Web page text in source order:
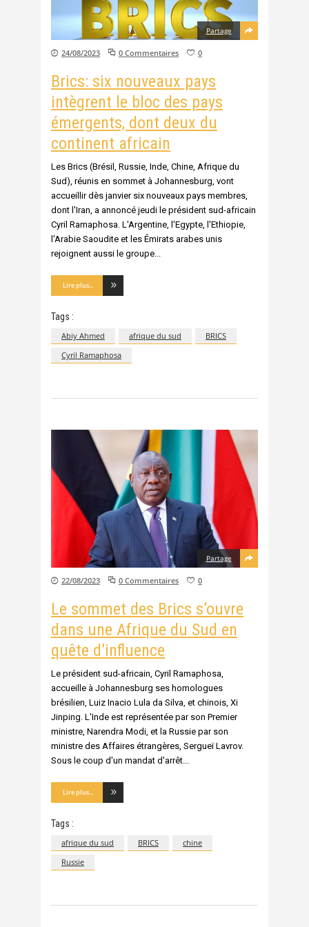
Partage
24/08/2023 0 Commentaires 0
Brics: six nouveaux pays
intègrent le bloc des pays
émergents, dont deux du
continent africain
Les Brics (Brésil, Russie, Inde, Chine, Afrique du
Sud), réunis en sommet à Johannesburg, vont
accueillir dès janvier six nouveaux pays membres,
dont l'Iran, a annoncé jeudi le président sud-africain
Cyril Ramaphosa. L'Argentine, l'Egypte, l'Ethiopie,
l'Arabie Saoudite et les Émirats arabes unis
rejoignent aussi le groupe
Lire plus...
Tags :
Abiy Ahmed afrique du sud
BRICS
Cyril Ramaphosa
Partage
22/08/2023 0 Commentaires 0
Le sommet des Brics s’ouvre
dans une Afrique du Sud en
quête d’influence
Le président sud-africain, Cyril Ramaphosa,
accueille à Johannesburg ses homologues
brésilien, Luiz Inacio Lula da Silva, et chinois, Xi
Jinping. L'Inde est représentée par son Premier
ministre, Narendra Modi, et la Russie par son
ministre des Affaires étrangères, Sergueï Lavrov.
Sous le coup d'un mandat d'arrêt
Lire plus...
Tags :
afrique du sud BRICS
chine
Russie